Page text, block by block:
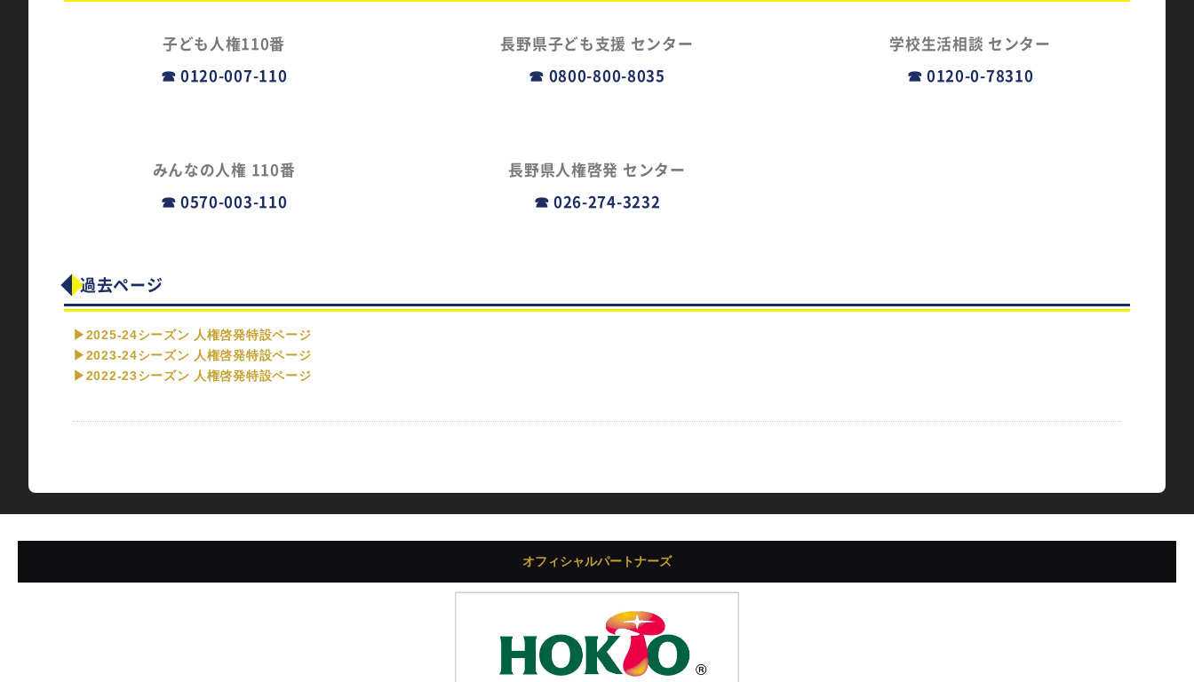
子ども人権110番
☎ 0120-007-110
長野県子ども支援 センター
☎ 0800-800-8035
学校生活相談 センター
☎ 0120-0-78310
みんなの人権 110番
☎ 0570-003-110
長野県人権啓発 センター
☎ 026-274-3232
過去ページ
▶2025-24シーズン 人権啓発特設ページ
▶2023-24シーズン 人権啓発特設ページ
▶2022-23シーズン 人権啓発特設ページ
オフィシャルパートナーズ